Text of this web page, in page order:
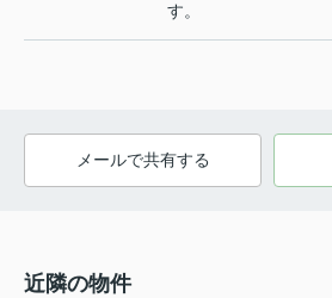
す。
メールで共有する
近隣の物件